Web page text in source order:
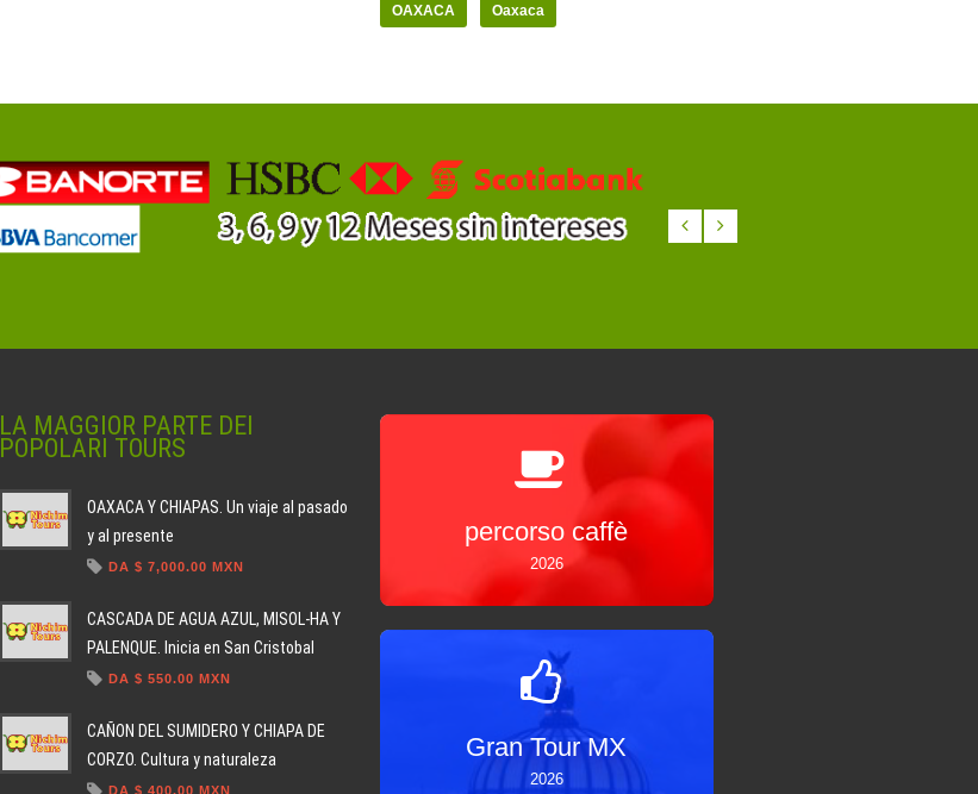
OAXACA Oaxaca
LA MAGGIOR PARTE DEI
POPOLARI TOURS
OAXACA Y CHIAPAS. Un viaje al pasado
y al presente
DA $ 7,000.00 MXN
CASCADA DE AGUA AZUL, MISOL-HA Y
PALENQUE. Inicia en San Cristobal
DA $ 550.00 MXN
CAÑON DEL SUMIDERO Y CHIAPA DE
CORZO. Cultura y naturaleza
DA $ 400.00 MXN
percorso caffè
2026
Gran Tour MX
2026